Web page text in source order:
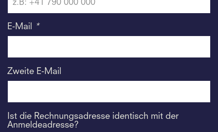
E-Mail *
Zweite E-Mail
Ist die Rechnungsadresse identisch mit der
Anmeldeadresse?